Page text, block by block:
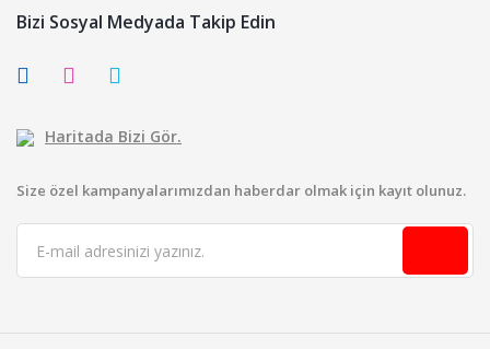
Bizi Sosyal Medyada Takip Edin
Haritada Bizi Gör.
Size özel kampanyalarımızdan haberdar olmak için kayıt olunuz.